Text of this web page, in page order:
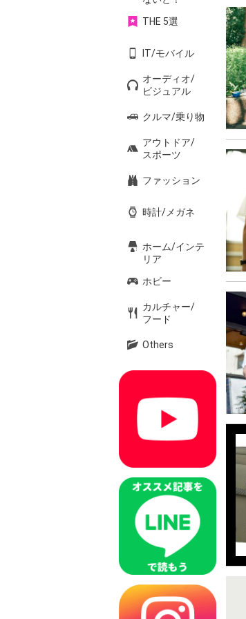
THE 5選
IT/モバイル
オーディオ/
ビジュアル
クルマ/乗り物
アウトドア/
スポーツ
ファッション
時計/メガネ
ホーム/インテ
リア
ホビー
カルチャー/
フード
Others